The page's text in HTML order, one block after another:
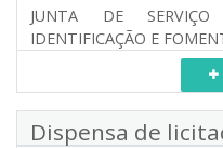
JUNTA DE
IDENTIFICAÇÃO E
Dispensa de